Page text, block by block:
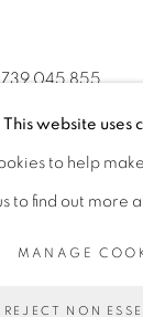
045 855
oldgallery.art
VYHRAZENA ©
This website uses
to help
to find out more
MANAGE
REJECT NON